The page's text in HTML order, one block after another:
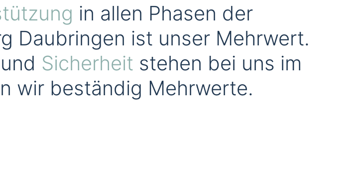
in allen Phasen der
Daubringen ist unser Mehrwert.
und Sicherheit stehen bei uns im
wir beständig Mehrwerte.